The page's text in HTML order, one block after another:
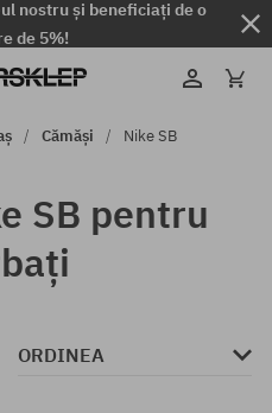
nostru și beneficiați de o
de 5%!
Cămăși Nike SB
SB pentru
ORDINEA